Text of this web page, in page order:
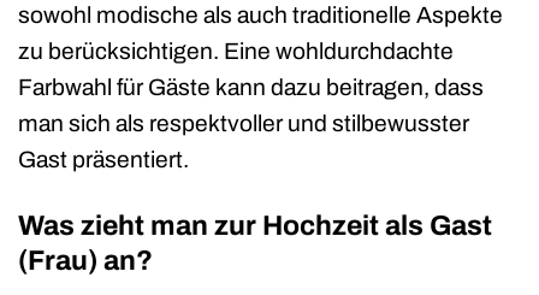
sowohl modische als auch traditionelle Aspekte
zu berücksichtigen. Eine wohldurchdachte
Farbwahl für Gäste kann dazu beitragen, dass
man sich als respektvoller und stilbewusster
Gast präsentiert.
Was zieht man zur Hochzeit als Gast
(Frau) an?